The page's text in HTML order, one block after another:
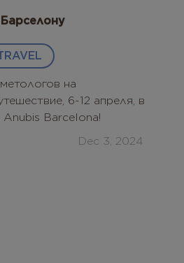
Dec 3, 2024
на
6-12 апреля, в
Barcelona!